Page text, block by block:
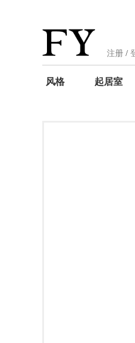
注册 /
风格 起居室